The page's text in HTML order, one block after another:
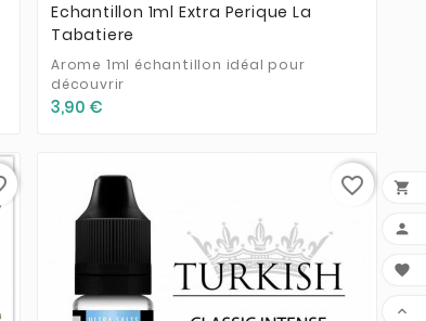
Echantillon 1ml Extra Perique La
Tabatiere
Arome 1ml échantillon idéal pour
découvrir
3,90 €
favorite_border 


